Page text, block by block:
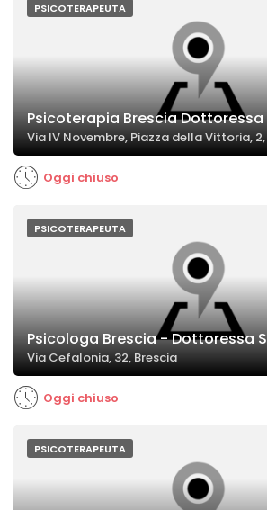
PSICOTERAPEUTA
Psicoterapia Brescia
Via IV Novembre, Piazza della Vittoria,
Oggi chiuso
PSICOTERAPEUTA
Psicologa Brescia - Dottoressa
Via Cefalonia, 32, Brescia
Oggi chiuso
PSICOTERAPEUTA